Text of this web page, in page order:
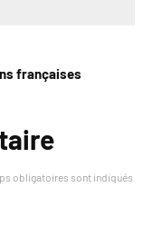
françaises
obligatoires sont indiqués